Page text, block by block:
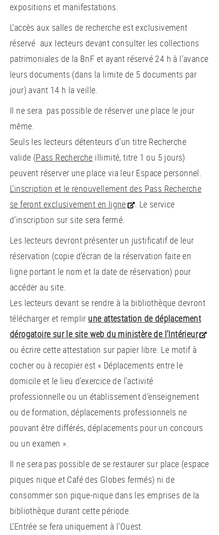
expositions et manifestations.
L’accès aux salles de recherche est exclusivement
réservé aux lecteurs devant consulter les collections
patrimoniales de la BnF et ayant réservé 24 h à l’avance
leurs documents (dans la limite de 5 documents par
jour) avant 14 h la veille.
Il ne sera pas possible de réserver une place le jour
même.
Seuls les lecteurs détenteurs d’un titre Recherche
valide (Pass Recherche illimité, titre 1 ou 5 jours)
peuvent réserver une place via leur Espace personnel.
L’inscription et le renouvellement des Pass Recherche
se feront exclusivement en ligne
. Le service
d’inscription sur site sera fermé.
Les lecteurs devront présenter un justificatif de leur
réservation (copie d’écran de la réservation faite en
ligne portant le nom et la date de réservation) pour
accéder au site.
Les lecteurs devant se rendre à la bibliothèque devront
télécharger et remplir une attestation de déplacement
dérogatoire sur le site web du ministère de l’Intérieur
ou écrire cette attestation sur papier libre. Le motif à
cocher ou à recopier est « Déplacements entre le
domicile et le lieu d’exercice de l’activité
professionnelle ou un établissement d’enseignement
ou de formation, déplacements professionnels ne
pouvant être différés, déplacements pour un concours
ou un examen ».
Il ne sera pas possible de se restaurer sur place (espace
piques nique et Café des Globes fermés) ni de
consommer son pique-nique dans les emprises de la
bibliothèque durant cette période.
L’Entrée se fera uniquement à l’Ouest.